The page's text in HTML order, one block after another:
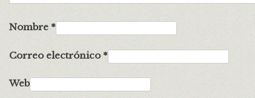
Nombre *
Correo electrónico *
Web